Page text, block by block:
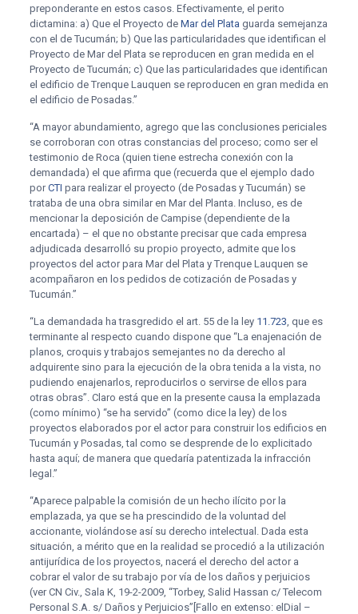
preponderante en estos casos. Efectivamente, el perito
dictamina: a) Que el Proyecto de Mar del Plata guarda semejanza
con el de Tucumán; b) Que las particularidades que identifican el
Proyecto de Mar del Plata se reproducen en gran medida en el
Proyecto de Tucumán; c) Que las particularidades que identifican
el edificio de Trenque Lauquen se reproducen en gran medida en
el edificio de Posadas.”
“A mayor abundamiento, agrego que las conclusiones periciales
se corroboran con otras constancias del proceso; como ser el
testimonio de Roca (quien tiene estrecha conexión con la
demandada) el que afirma que (recuerda que el ejemplo dado
porCTI para realizar el proyecto (de Posadas y Tucumán) se
trataba de una obra similar en Mar del Planta. Incluso, es de
mencionar la deposición de Campise (dependiente de la
encartada) – el que no obstante precisar que cada empresa
adjudicada desarrolló su propio proyecto, admite que los
proyectos del actor para Mar del Plata y Trenque Lauquen se
acompañaron en los pedidos de cotización de Posadas y
Tucumán.”
“La demandada ha trasgredido el art. 55 de la ley 11.723, que es
terminante al respecto cuando dispone que “La enajenación de
planos, croquis y trabajos semejantes no da derecho al
adquirente sino para la ejecución de la obra tenida a la vista, no
pudiendo enajenarlos, reproducirlos o servirse de ellos para
otras obras”. Claro está que en la presente causa la emplazada
(como mínimo) “se ha servido” (como dice la ley) de los
proyectos elaborados por el actor para construir los edificios en
Tucumán y Posadas, tal como se desprende de lo explicitado
hasta aquí; de manera que quedaría patentizada la infracción
legal.”
“Aparece palpable la comisión de un hecho ilícito por la
emplazada, ya que se ha prescindido de la voluntad del
accionante, violándose así su derecho intelectual. Dada esta
situación, a mérito que en la realidad se procedió a la utilización
antijurídica de los proyectos, nacerá el derecho del actor a
cobrar el valor de su trabajo por vía de los daños y perjuicios
(ver CN Civ., Sala K, 19-2-2009, “Torbey, Salid Hassan c/ Telecom
Personal S.A. s/ Daños y Perjuicios”[Fallo en extenso: elDial –